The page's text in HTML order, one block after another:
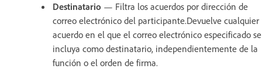
Destinatario — Filtra los acuerdos por dirección de
correo electrónico del participante.Devuelve cualquier
acuerdo en el que el correo electrónico especificado se
incluya como destinatario, independientemente de la
función o el orden de firma.